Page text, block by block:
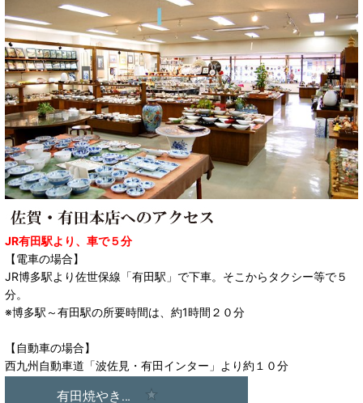
JR有田駅より、車で５分
【電車の場合】
JR博多駅より佐世保線「有田駅」で下車。そこからタクシー等で５
分。
※博多駅～有田駅の所要時間は、約1時間２０分
【自動車の場合】
西九州自動車道「波佐見・有田インター」より約１０分